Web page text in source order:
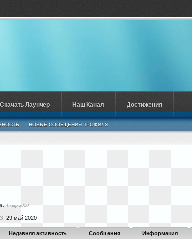
4 мар 2020
29 май 2020
Недавняя активность Сообщения Информация
НОВЫЕ СООБЩЕНИЯ ПРОФИЛЯ
Скачать Лаунчер Наш Канал Достижения